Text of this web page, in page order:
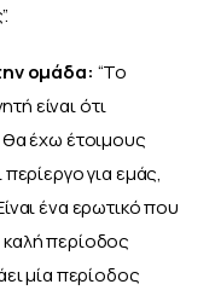
ομάδα: “Το
είναι ότι
έχω έτοιμους
για εμάς,
ένα ερωτικό που
περίοδος
μία περίοδος